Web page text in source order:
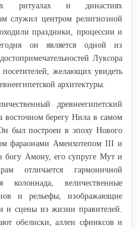
ритуалах и династиях
служил центром религиозной
праздники, процессии и
он является одной из
Луксора
желающих увидеть
архитектуры.
древнеегипетский
берегу Нила в самом
был построен в эпоху Нового
фараонами Аменхотепом III и
богу Амону, его супруге Мут и
отличается гармоничной
колоннада, величественные
и рельефы, изображающие
и сцены из жизни правителей.
обелиски, аллеи сфинксов и